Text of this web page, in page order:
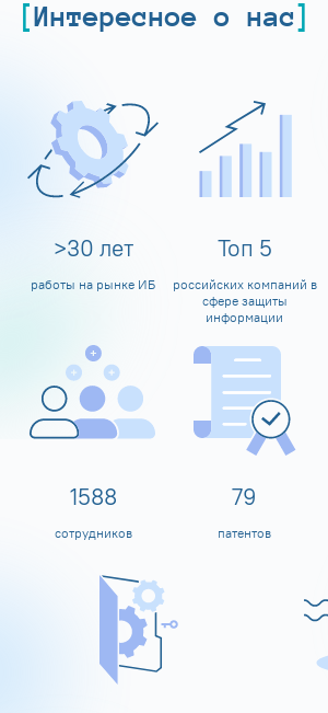
Интересное о нас
>30 лет
работы на рынке ИБ
Топ 5
российских компаний в
сфере защиты
информации
1600
сотрудников
80
патентов